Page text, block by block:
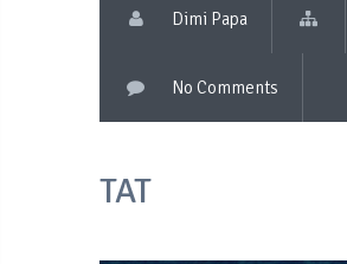
Dimi Papa
No Comments
TAT